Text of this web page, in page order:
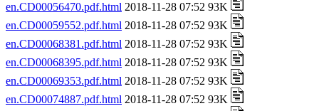
en.CD00056470.pdf.html 2018-11-28 07:52 93K
en.CD00059552.pdf.html 2018-11-28 07:52 93K
en.CD00068381.pdf.html 2018-11-28 07:52 93K
en.CD00068395.pdf.html 2018-11-28 07:52 93K
en.CD00069353.pdf.html 2018-11-28 07:52 93K
en.CD00074887.pdf.html 2018-11-28 07:52 93K